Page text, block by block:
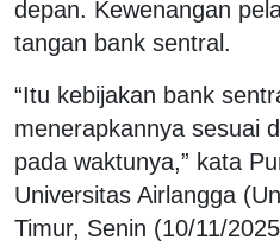
depan. Kewenangan
tangan bank sentral.
“Itu kebijakan bank
menerapkannya sesuai
pada waktunya,” kata
Universitas Airlangga
Timur, Senin (10/11/